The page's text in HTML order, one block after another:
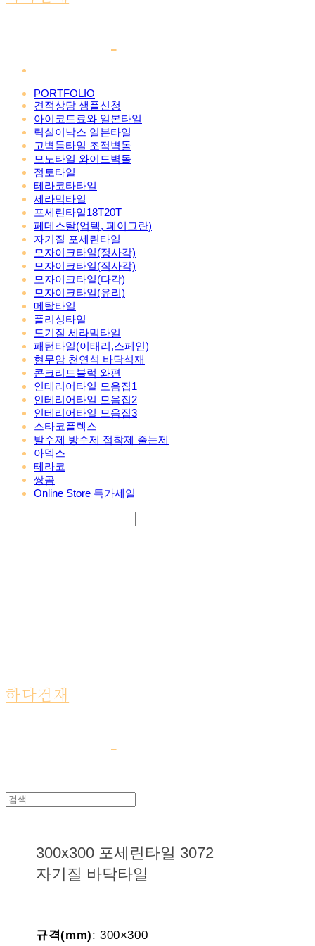
PORTFOLIO
견적상담 샘플신청
아이코트료와 일본타일
릭실이낙스 일본타일
고벽돌타일 조적벽돌
모노타일 와이드벽돌
점토타일
테라코타타일
세라믹타일
포세린타일18T20T
페데스탈(업텍, 페이그란)
자기질 포세린타일
모자이크타일(정사각)
모자이크타일(직사각)
모자이크타일(다각)
모자이크타일(유리)
메탈타일
폴리싱타일
도기질 세라믹타일
패턴타일(이태리,스페인)
현무암 천연석 바닥석재
콘크리트블럭 와편
인테리어타일 모음집1
인테리어타일 모음집2
인테리어타일 모음집3
스타코플렉스
발수제 방수제 접착제 줄눈제
아덱스
테라코
쌍곰
Online Store 특가세일
하다건재
300x300 포세린타일 3072
자기질 바닥타일
규격(mm): 300×300